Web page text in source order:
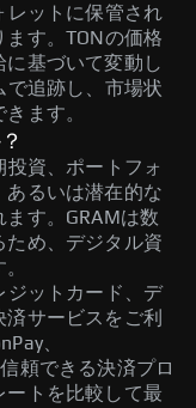
レットに保管され
す。TONの価格
基づいて変動し
で追跡し、市場状
ます。
資、ポートフォ
あるいは潜在的な
す。GRAMは数
ため、デジタル資
ジットカード、デ
サービスをご利
、
頼できる決済プロ
ートを比較して最